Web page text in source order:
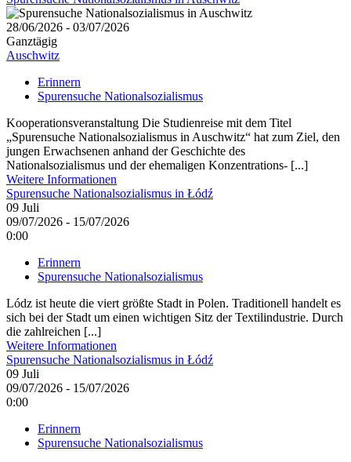
28/06/2026 - 03/07/2026
Ganztägig
Auschwitz
Erinnern
Spurensuche Nationalsozialismus
Kooperationsveranstaltung Die Studienreise mit dem Titel
„Spurensuche Nationalsozialismus in Auschwitz“ hat zum Ziel, den
jungen Erwachsenen anhand der Geschichte des
Nationalsozialismus und der ehemaligen Konzentrations- [...]
Weitere Informationen
Spurensuche Nationalsozialismus in Łódź
09 Juli
09/07/2026 - 15/07/2026
0:00
Erinnern
Spurensuche Nationalsozialismus
Lódz ist heute die viert größte Stadt in Polen. Traditionell handelt es
sich bei der Stadt um einen wichtigen Sitz der Textilindustrie. Durch
die zahlreichen [...]
Weitere Informationen
Spurensuche Nationalsozialismus in Łódź
09 Juli
09/07/2026 - 15/07/2026
0:00
Erinnern
Spurensuche Nationalsozialismus